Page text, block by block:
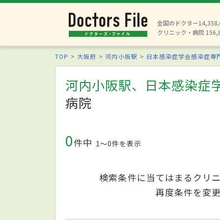
全国のドクター14,358
クリニック・病院
TOP 大阪府 河内小阪駅 日本感染症学会感染症専
河内小阪駅、日本感染症
病院
0件中 1〜0件を表示
検索条件に当てはまるクリ
再度条件を変